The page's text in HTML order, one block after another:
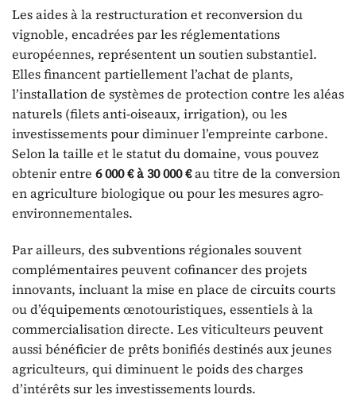
Les aides à la restructuration et reconversion du
vignoble, encadrées par les réglementations
européennes, représentent un soutien substantiel.
Elles financent partiellement l’achat de plants,
l’installation de systèmes de protection contre les aléas
naturels (filets anti-oiseaux, irrigation), ou les
investissements pour diminuer l’empreinte carbone.
Selon la taille et le statut du domaine, vous pouvez
obtenir entre 6 000 € à 30 000 €au titre de la conversion
en agriculture biologique ou pour les mesures agro-
environnementales.
Par ailleurs, des subventions régionales souvent
complémentaires peuvent cofinancer des projets
innovants, incluant la mise en place de circuits courts
ou d’équipements œnotouristiques, essentiels à la
commercialisation directe. Les viticulteurs peuvent
aussi bénéficier de prêts bonifiés destinés aux jeunes
agriculteurs, qui diminuent le poids des charges
d’intérêts sur les investissements lourds.